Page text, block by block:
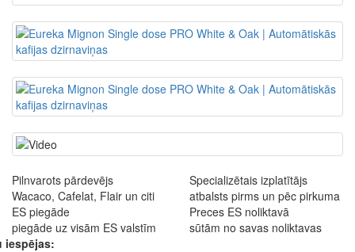
Pilnvarots pārdevējs
Wacaco, Cafelat, Flair un citi
Specializētais izplatītājs
atbalsts pirms un pēc pirkuma
ES piegāde
piegāde uz visām ES valstīm
Preces ES noliktavā
sūtām no savas noliktavas
iespējas: